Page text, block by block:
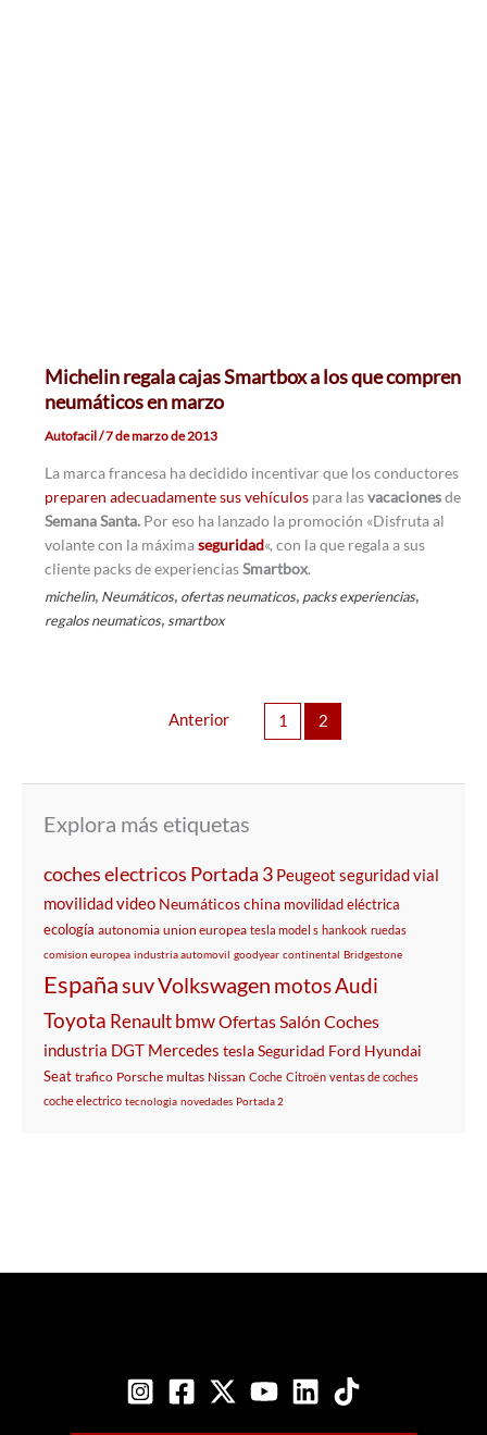
Michelin regala cajas Smartbox a los que compren
neumáticos en marzo
Autofacil/7 de marzo de 2013
La marca francesa ha decidido incentivar que los conductores
preparen adecuadamente sus vehículospara lasvacacionesde
Semana Santa.Por eso ha lanzado la promoción «Disfruta al
volante con la máximaseguridad«, con la que regala a sus
cliente packs de experienciasSmartbox.
michelin, Neumáticos, ofertas neumaticos, packs experiencias,
regalos neumaticos, smartbox
Anterior 1 2
Explora más etiquetas
coches electricos Portada 3 Peugeot seguridad vial
movilidadvideo Neumáticoschina movilidad eléctrica
ecología autonomia union europea tesla model s hankook ruedas
comision europea industria automovil goodyear continental Bridgestone
EspañasuvVolkswagen motosAudi
Toyota Renault bmwOfertasSalón Coches
industria DGT Mercedes teslaSeguridad Ford Hyundai
Seat trafico Porsche multas Nissan Coche Citroën ventas de coches
coche electrico tecnologia novedades Portada 2